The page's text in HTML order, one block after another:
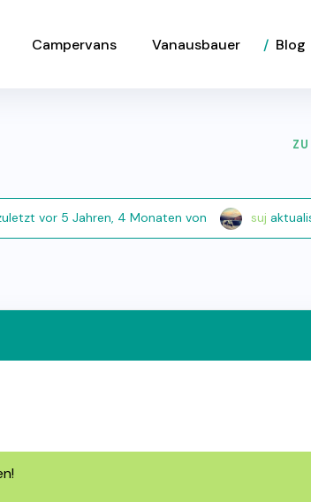
Campervans Vanausbauer Blog
vor 5 Jahren, 4 Monaten von suj